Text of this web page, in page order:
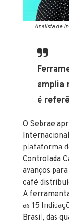
Analista de
amplia
é
O Sebrae
plataforma
Controlada
avanços
café
A
as 15
Brasil, das